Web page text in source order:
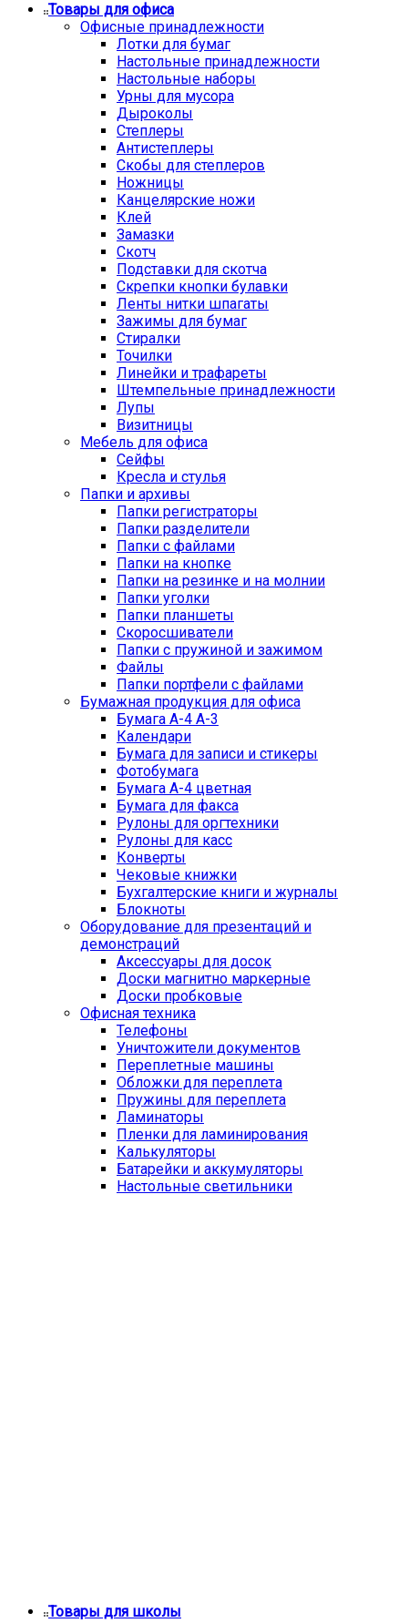
Товары для офиса
Офисные принадлежности
Лотки для бумаг
Настольные принадлежности
Настольные наборы
Урны для мусора
Дыроколы
Степлеры
Антистеплеры
Скобы для степлеров
Ножницы
Канцелярские ножи
Клей
Замазки
Скотч
Подставки для скотча
Скрепки кнопки булавки
Ленты нитки шпагаты
Зажимы для бумаг
Стиралки
Точилки
Линейки и трафареты
Штемпельные принадлежности
Лупы
Визитницы
Мебель для офиса
Сейфы
Кресла и стулья
Папки и архивы
Папки регистраторы
Папки разделители
Папки с файлами
Папки на кнопке
Папки на резинке и на молнии
Папки уголки
Папки планшеты
Скоросшиватели
Папки с пружиной и зажимом
Файлы
Папки портфели с файлами
Бумажная продукция для офиса
Бумага А-4 А-3
Календари
Бумага для записи и стикеры
Фотобумага
Бумага А-4 цветная
Бумага для факса
Рулоны для оргтехники
Рулоны для касс
Конверты
Чековые книжки
Бухгалтерские книги и журналы
Блокноты
Оборудование для презентаций и
демонстраций
Аксессуары для досок
Доски магнитно маркерные
Доски пробковые
Офисная техника
Телефоны
Уничтожители документов
Переплетные машины
Обложки для переплета
Пружины для переплета
Ламинаторы
Пленки для ламинирования
Калькуляторы
Батарейки и аккумуляторы
Настольные светильники
Товары для школы